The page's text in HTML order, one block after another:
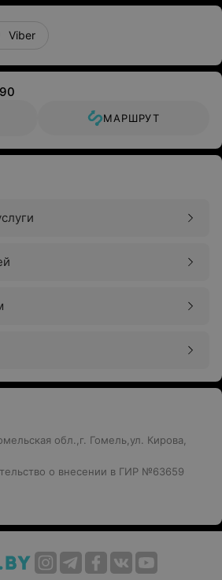
Viber
МАРШРУТ
обл.,г. Гомель,ул. Кирова,
о внесении в ГИР №63659